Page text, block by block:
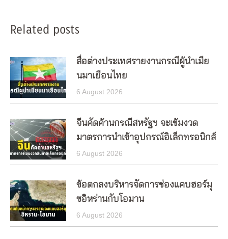
Related posts
สื่อต่างประเทศรายงานกรณีผู้นำเมีย
นมาเยือนไทย
6 August 2026
จีนคัดค้านกรณีสหรัฐฯ จะเข้มงวด
มาตรการนำเข้าอุปกรณ์อิเล็กทรอนิกส์
6 August 2026
ข้อตกลงบริหารจัดการช่องแคบฮอร์มุ
ซอิหร่านกับโอมาน
6 August 2026